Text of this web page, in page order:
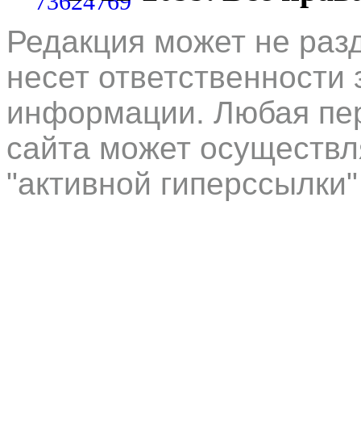
Редакция может не
несет
информации. Любая
сайта может
"активной